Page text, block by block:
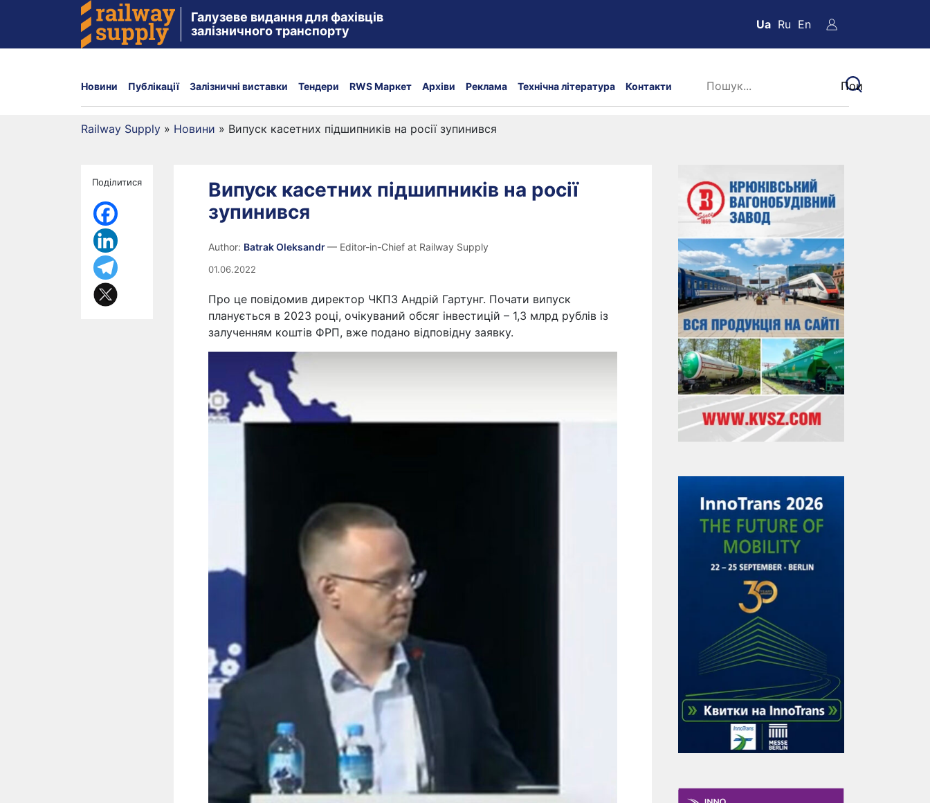
Галузеве видання для фахівців
залізничного транспорту
Ua Ru En
Новини Публікації Залізничні виставки Тендери RWS Маркет Архіви Реклама Технічна література Контакти
Railway Supply » Новини » Випуск касетних підшипників на росії зупинився
Поділитися
Випуск касетних підшипників на росії
зупинився
Author: Batrak Oleksandr— Editor-in-Chief at Railway Supply
01.06.2022
Про це повідомив директор ЧКПЗ Андрій Гартунг. Почати випуск
планується в 2023 році, очікуваний обсяг інвестицій – 1,3 млрд рублів із
залученням коштів ФРП, вже подано відповідну заявку.